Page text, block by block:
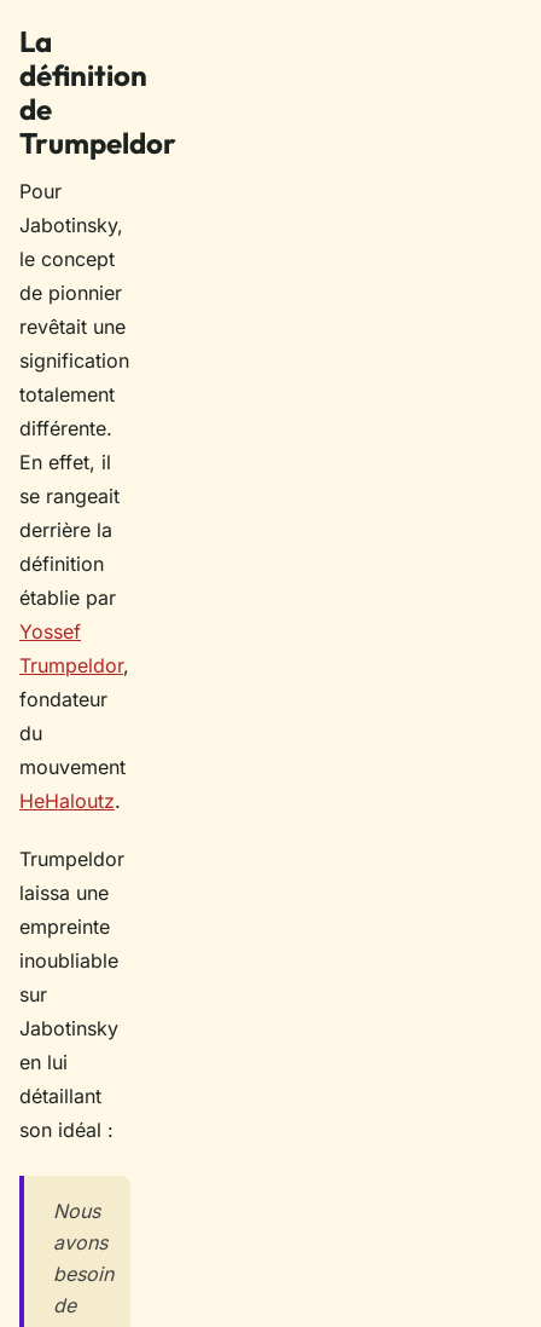
La
définition
de
Trumpeldor
Pour
Jabotinsky,
le concept
de pionnier
revêtait une
signification
totalement
différente.
En effet, il
se rangeait
derrière la
définition
établie par
Yossef
Trumpeldor,
fondateur
du
mouvement
HeHaloutz.
Trumpeldor
laissa une
empreinte
inoubliable
sur
Jabotinsky
en lui
détaillant
son idéal :
Nous
avons
besoin
de